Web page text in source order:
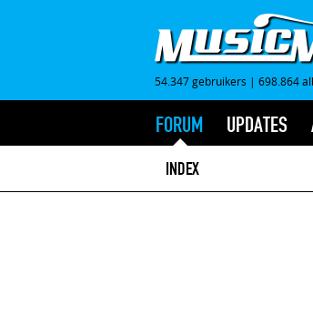
54.347 gebruikers | 698.864
FORUM
INDEX
UPDATES